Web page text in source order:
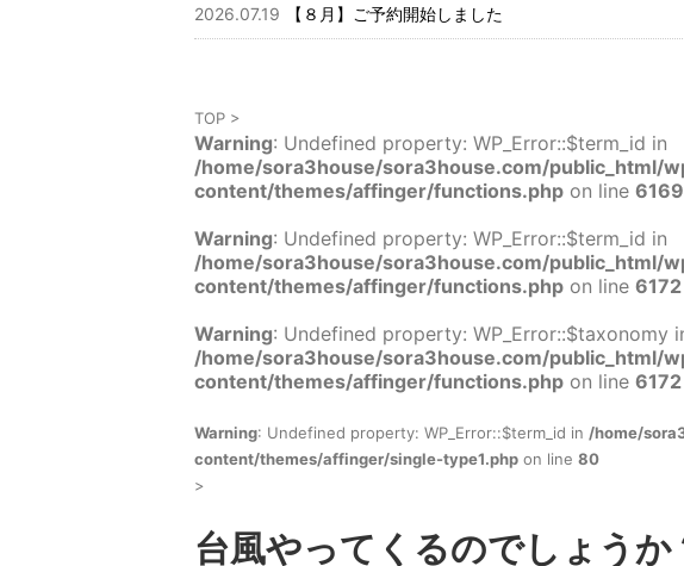
2026.07.19 【８月】ご予約開始しました
TOP >
Warning: Undefined property: WP_Error::$term_id in
/home/sora3house/sora3house.com/public_html/
content/themes/affinger/functions.php on line 6169
Warning: Undefined property: WP_Error::$term_id in
/home/sora3house/sora3house.com/public_html/
content/themes/affinger/functions.php on line 6172
Warning: Undefined property: WP_Error::$taxonomy
/home/sora3house/sora3house.com/public_html/
content/themes/affinger/functions.php on line 6172
Warning: Undefined property: WP_Error::$term_id in /home/
content/themes/affinger/single-type1.php on line 80
>
台風やってくるのでしょうか